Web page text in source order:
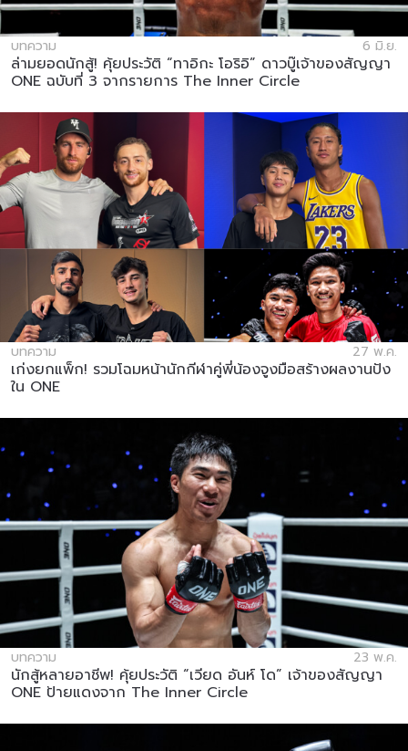
บทความ 6 มิ.ย.
ล่ามยอดนักสู้! คุ้ยประวัติ “ทาอิกะ โอริอิ” ดาวบู๊เจ้าของสัญญา
ONE ฉบับที่ 3 จากรายการ The Inner Circle
บทความ 27 พ.ค.
เก่งยกแพ็ก! รวมโฉมหน้านักกีฬาคู่พี่น้องจูงมือสร้างผลงานปัง
ใน ONE
บทความ 23 พ.ค.
นักสู้หลายอาชีพ! คุ้ยประวัติ “เวียด อันห์ โด” เจ้าของสัญญา
ONE ป้ายแดงจาก The Inner Circle